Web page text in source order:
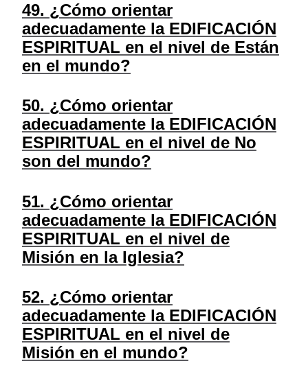
49. ¿Cómo orientar
adecuadamente la EDIFICACIÓN
ESPIRITUAL en el nivel de Están
en el mundo?
50. ¿Cómo orientar
adecuadamente la EDIFICACIÓN
ESPIRITUAL en el nivel de No
son del mundo?
51. ¿Cómo orientar
adecuadamente la EDIFICACIÓN
ESPIRITUAL en el nivel de
Misión en la Iglesia?
52. ¿Cómo orientar
adecuadamente la EDIFICACIÓN
ESPIRITUAL en el nivel de
Misión en el mundo?